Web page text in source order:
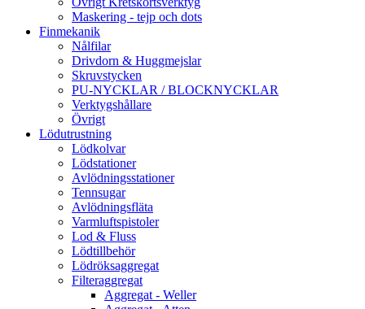
Maskering - tejp och dots
Finmekanik
Nålfilar
Drivdorn & Huggmejslar
Skruvstycken
PU-NYCKLAR / BLOCKNYCKLAR
Verktygshållare
Övrigt
Lödutrustning
Lödkolvar
Lödstationer
Avlödningsstationer
Tennsugar
Avlödningsfläta
Varmluftspistoler
Lod & Fluss
Lödtillbehör
Lödröksaggregat
Filteraggregat
Aggregat - Weller